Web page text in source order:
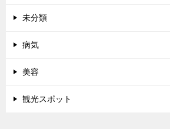
未分類
病気
美容
観光スポット